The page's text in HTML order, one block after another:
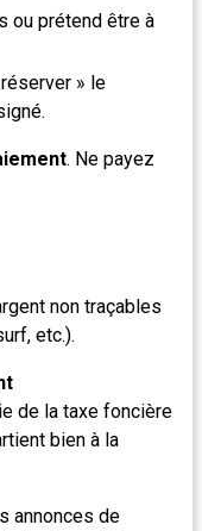
ou prétend être à
» le
. Ne payez
non traçables
etc.).
de la taxe foncière
bien à la
annonces de